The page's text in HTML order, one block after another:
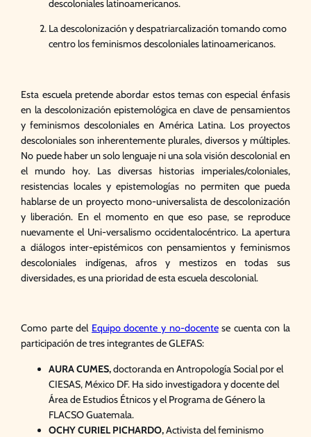
descoloniales latinoamericanos.
La descolonización y despatriarcalización tomando como
centro los feminismos descoloniales latinoamericanos.
Esta escuela pretende abordar estos temas con especial énfasis
en la descolonización epistemológica en clave de pensamientos
y feminismos descoloniales en América Latina. Los proyectos
descoloniales son inherentemente plurales, diversos y múltiples.
No puede haber un solo lenguaje ni una sola visión descolonial en
el mundo hoy. Las diversas historias imperiales/coloniales,
resistencias locales y epistemologías no permiten que pueda
hablarse de un proyecto mono-universalista de descolonización
y liberación. En el momento en que eso pase, se reproduce
nuevamente el Uni-versalismo occidentalocéntrico. La apertura
a diálogos inter-epistémicos con pensamientos y feminismos
descoloniales indígenas, afros y mestizos en todas sus
diversidades, es una prioridad de esta escuela descolonial.
Como parte del Equipo docente y no-docentese cuenta con la
participación de tres integrantes de GLEFAS:
AURA CUMES,doctoranda en Antropología Social por el
CIESAS, México DF. Ha sido investigadora y docente del
Área de Estudios Étnicos y el Programa de Género la
FLACSO Guatemala.
OCHY CURIEL PICHARDO,Activista del feminismo